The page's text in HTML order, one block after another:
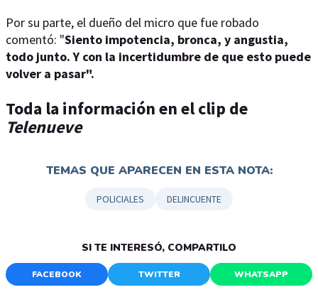
Por su parte, el dueño del micro que fue robado
comentó: "Siento impotencia, bronca, y angustia,
todo junto. Y con la incertidumbre de que esto puede
volver a pasar".
Toda la información en el clip de
Telenueve
TEMAS QUE APARECEN EN ESTA NOTA:
POLICIALES DELINCUENTE
SI TE INTERESÓ, COMPARTILO
FACEBOOK TWITTER WHATSAPP